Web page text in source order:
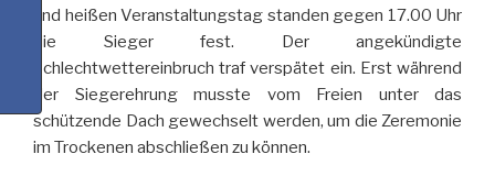
und heißen Veranstaltungstag standen gegen 17.00 Uhr
die Sieger fest. Der angekündigte
Schlechtwettereinbruch traf verspätet ein. Erst während
der Siegerehrung musste vom Freien unter das
schützende Dach gewechselt werden, um die Zeremonie
im Trockenen abschließen zu können.